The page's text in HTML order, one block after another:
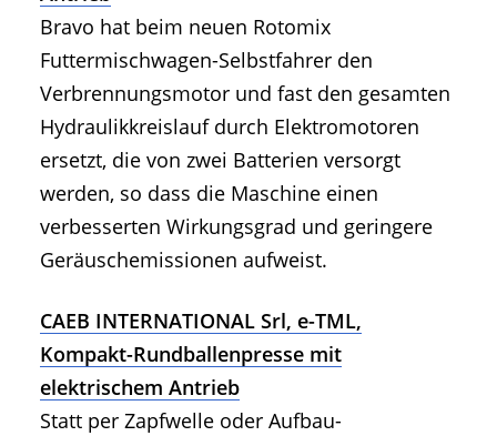
Bravo hat beim neuen Rotomix
Futtermischwagen-Selbstfahrer den
Verbrennungsmotor und fast den gesamten
Hydraulikkreislauf durch Elektromotoren
ersetzt, die von zwei Batterien versorgt
werden, so dass die Maschine einen
verbesserten Wirkungsgrad und geringere
Geräuschemissionen aufweist.
CAEB INTERNATIONAL Srl, e-TML,
Kompakt-Rundballenpresse mit
elektrischem Antrieb
Statt per Zapfwelle oder Aufbau-